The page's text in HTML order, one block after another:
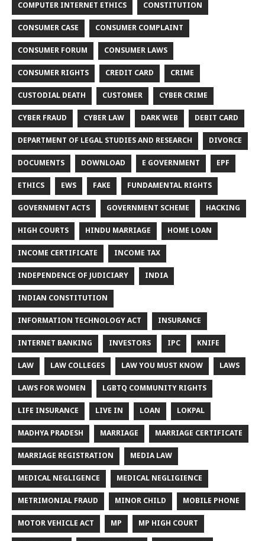
COMPUTER INTERNET ETHICS CONSTITUTION
CONSUMER CASE CONSUMER COMPLAINT
CONSUMER FORUM CONSUMER LAWS
CONSUMER RIGHTS CREDIT CARD CRIME
CUSTODIAL DEATH CUSTOMER CYBER CRIME
CYBER FRAUD CYBER LAW DARK WEB DEBIT CARD
DEPARTMENT OF LEGAL STUDIES AND RESEARCH DIVORCE
DOCUMENTS DOWNLOAD E GOVERNMENT EPF
ETHICS EWS FAKE FUNDAMENTAL RIGHTS
GOVERNMENT ACTS GOVERNMENT SCHEME HACKING
HIGH COURTS HINDU MARRIAGE HOME LOAN
INCOME CERTIFICATE INCOME TAX
INDEPENDENCE OF JUDICIARY INDIA
INDIAN CONSTITUTION
INFORMATION TECHNOLOGY ACT INSURANCE
INTERNET BANKING INVESTORS IPC KNIFE
LAW LAW COLLEGES LAW YOU MUST KNOW LAWS
LAWS FOR WOMEN LGBTQ COMMUNITY RIGHTS
LIFE INSURANCE LIVE IN LOAN LOKPAL
MADHYA PRADESH MARRIAGE MARRIAGE CERTIFICATE
MARRIAGE REGISTRATION MEDIA LAW
MEDICAL NEGLIGENCE MEDICAL NEGLIGIENCE
METRIMONIAL FRAUD MINOR CHILD MOBILE PHONE
MOTOR VEHICLE ACT MP MP HIGH COURT